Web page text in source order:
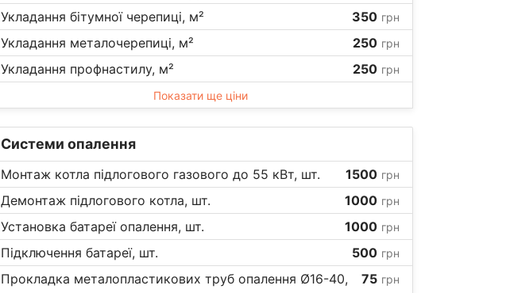
Укладання бітумної черепиці, м² 350 грн
Укладання металочерепиці, м² 250 грн
Укладання профнастилу, м² 250 грн
Показати ще ціни
Системи опалення
Монтаж котла підлогового газового до 55 кВт, шт. 1500 грн
Демонтаж підлогового котла, шт. 1000 грн
Установка батареї опалення, шт. 1000 грн
Підключення батареї, шт. 500 грн
Прокладка металопластикових труб опалення Ø16-40,
75 грн